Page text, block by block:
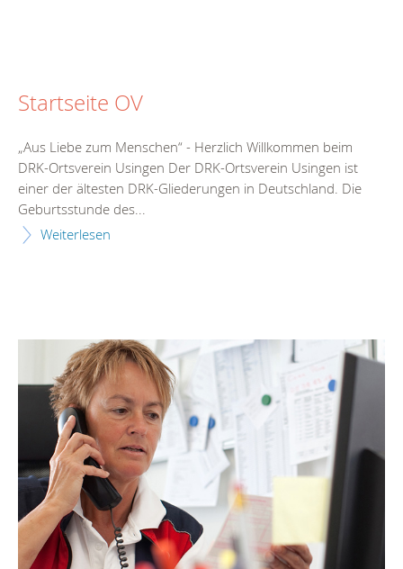
Startseite OV
„Aus Liebe zum Menschen“ - Herzlich Willkommen beim
DRK-Ortsverein Usingen Der DRK-Ortsverein Usingen ist
einer der ältesten DRK-Gliederungen in Deutschland. Die
Geburtsstunde des...
Weiterlesen